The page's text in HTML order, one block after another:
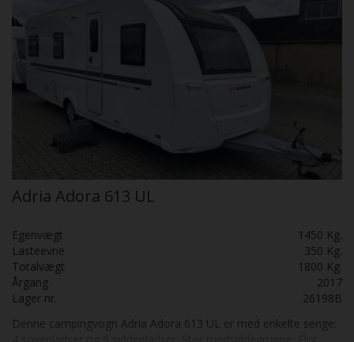
Adria Adora 613 UL
Egenvægt
1450 Kg.
Lasteevne
350 Kg.
Totalvægt
1800 Kg.
Årgang
2017
Lager nr.
26198B
Denne campingvogn Adria Adora 613 UL er med enkelte senge: